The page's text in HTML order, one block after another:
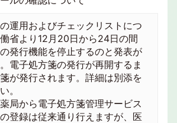
運用およびチェックリストにつ
省より12月20日から24日の間
発行機能を停止するのと発表が
電子処方箋の発行が再開するま
が発行されます。詳細は別添を
。
局から電子処方箋管理サービス
登録は従来通り行えますが、医